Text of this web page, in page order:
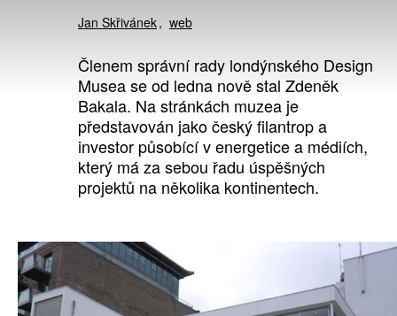
Jan Skřivánek web
Členem správní rady londýnského Design
Musea se od ledna nově stal Zdeněk
Bakala. Na stránkách muzea je
představován jako český filantrop a
investor působící v energetice a médiích,
který má za sebou řadu úspěšných
projektů na několika kontinentech.